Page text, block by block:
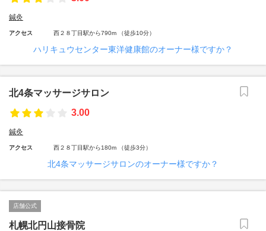
鍼灸
アクセス 西２８丁目駅から790m （徒歩10分）
ハリキュウセンター東洋健康館のオーナー様ですか？
北4条マッサージサロン
3.00
鍼灸
アクセス 西２８丁目駅から180m （徒歩3分）
北4条マッサージサロンのオーナー様ですか？
店舗公式
札幌北円山接骨院